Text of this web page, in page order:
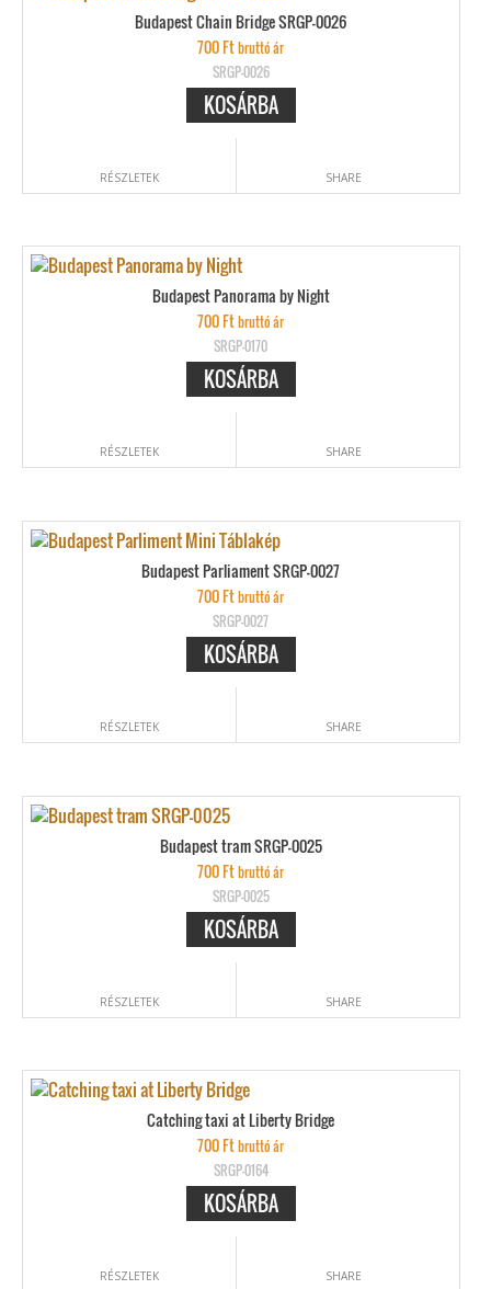
Budapest Chain Bridge SRGP-0026
700Ftbruttó ár
SRGP-0026
KOSÁRBA
RÉSZLETEK SHARE
Budapest Panorama by Night
700Ftbruttó ár
SRGP-0170
KOSÁRBA
RÉSZLETEK SHARE
Budapest Parliament SRGP-0027
700Ftbruttó ár
SRGP-0027
KOSÁRBA
RÉSZLETEK SHARE
Budapest tram SRGP-0025
700Ftbruttó ár
SRGP-0025
KOSÁRBA
RÉSZLETEK SHARE
Catching taxi at Liberty Bridge
700Ftbruttó ár
SRGP-0164
KOSÁRBA
RÉSZLETEK SHARE